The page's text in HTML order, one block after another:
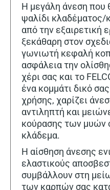
Η μεγάλη άνεση που
ψαλίδι κλαδέματος/
από την εξαιρετική
ξεκάθαρη στον
γωνιωτή κεφαλή
ασφάλεια την
χέρι σας και το
ένα κομμάτι δικό
χρήσης, χαρίζει
αντιληπτή και
κούρασης των μυών
κλάδεμα.
Η αίσθηση άνεσης
ελαστικούς
συμβάλλουν στη
των καρπών σας